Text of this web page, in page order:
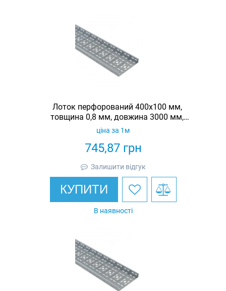
Лоток перфорований 400х100 мм,
товщина 0,8 мм, довжина 3000 мм,
гарячеоцинкований, Eurotray
745,87грн
ціна за 1м
Залишити відгук
КУПИТИ
В наявності